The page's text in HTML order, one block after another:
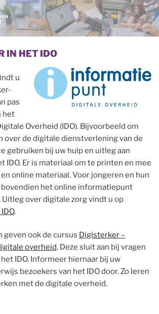
IN HET IDO
u
pas
het
Overheid (IDO). Bijvoorbeeld om
over de digitale dienstverlening van de
gebruiken bij uw hulp en uitleg aan
IDO. Er is materiaal om te printen en mee
online materiaal. Voor jongeren en hun
het online informatiepunt
Uitleg over digitale zorg vindt u op
.
geven ook de cursus Digisterker –
overheid. Deze sluit aan bij vragen
IDO. Informeer hiernaar bij uw
bezoekers van het IDO door. Zo leren
met de digitale overheid.